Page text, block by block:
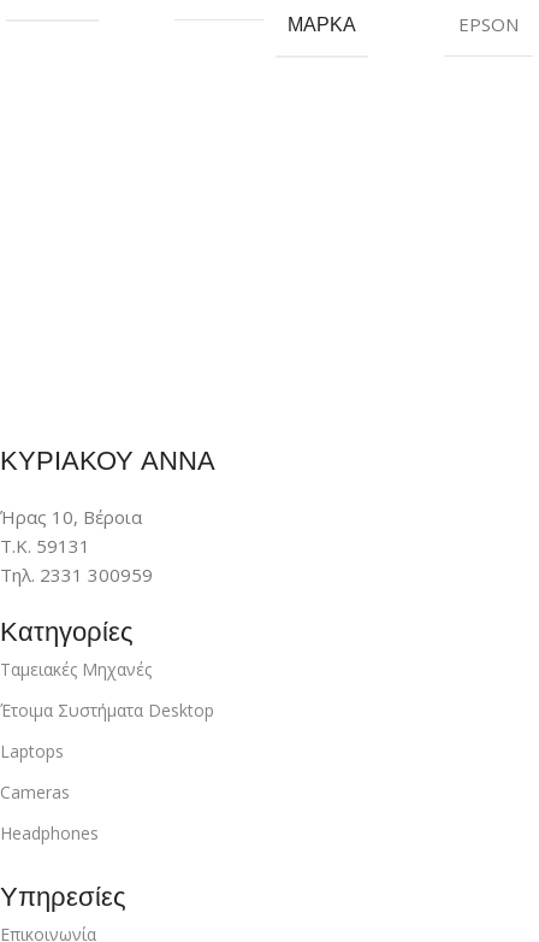
ΜΆΡΚΑ EPSON
ΚΥΡΙΑΚΟΥ ΑΝΝΑ
Ήρας 10, Βέροια
Τ.Κ. 59131
Τηλ. 2331 300959
Κατηγορίες
Ταμειακές Μηχανές
Έτοιμα Συστήματα Desktop
Laptops
Cameras
Headphones
Υπηρεσίες
Επικοινωνία